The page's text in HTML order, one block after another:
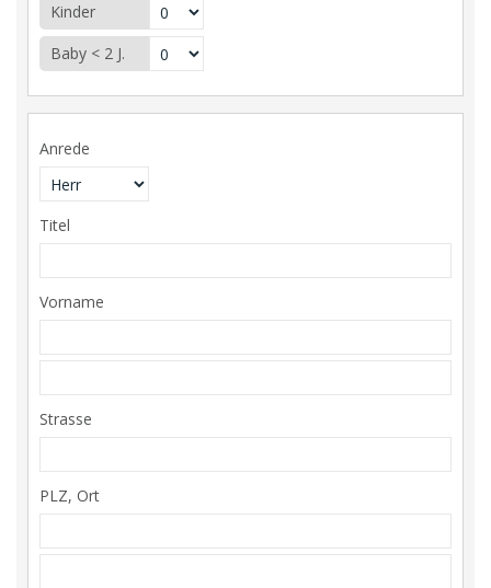
Kinder
Baby < 2 J.
Anrede
Titel
Vorname
Strasse
PLZ, Ort